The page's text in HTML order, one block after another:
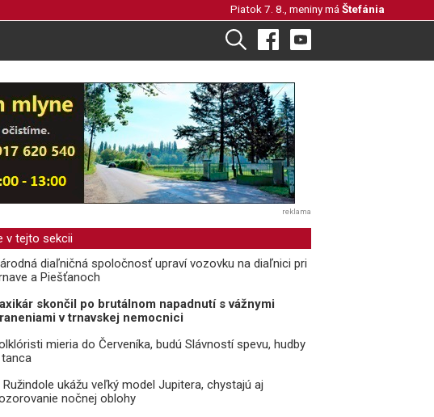
Piatok 7. 8., meniny má Štefánia
reklama
v tejto sekcii
diaľničná spoločnosť upraví vozovku na diaľnici pri
a Piešťanoch
skončil po brutálnom napadnutí s vážnymi
v trnavskej nemocnici
mieria do Červeníka, budú Slávností spevu, hudby
Ružindole ukážu veľký model Jupitera, chystajú aj
nočnej oblohy